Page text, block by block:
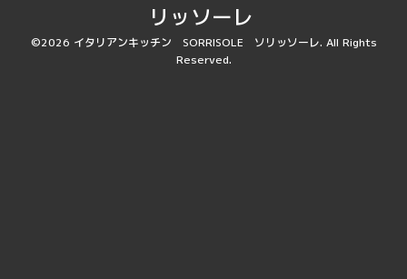
リッソーレ
©2026 イタリアンキッチン SORRISOLE ソリッソーレ. All Rights
Reserved.